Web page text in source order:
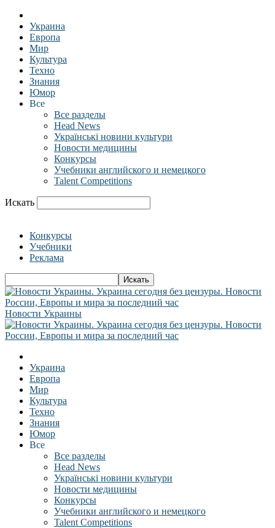
Украина
Европа
Мир
Культура
Техно
Знания
Юмор
Все
Все разделы
Head News
Українські новини культури
Новости медицины
Конкурсы
Учебники английского и немецкого
Talent Competitions
Искать
Конкурсы
Учебники
Реклама
Новости Украины
Украина
Европа
Мир
Культура
Техно
Знания
Юмор
Все
Все разделы
Head News
Українські новини культури
Новости медицины
Конкурсы
Учебники английского и немецкого
Talent Competitions